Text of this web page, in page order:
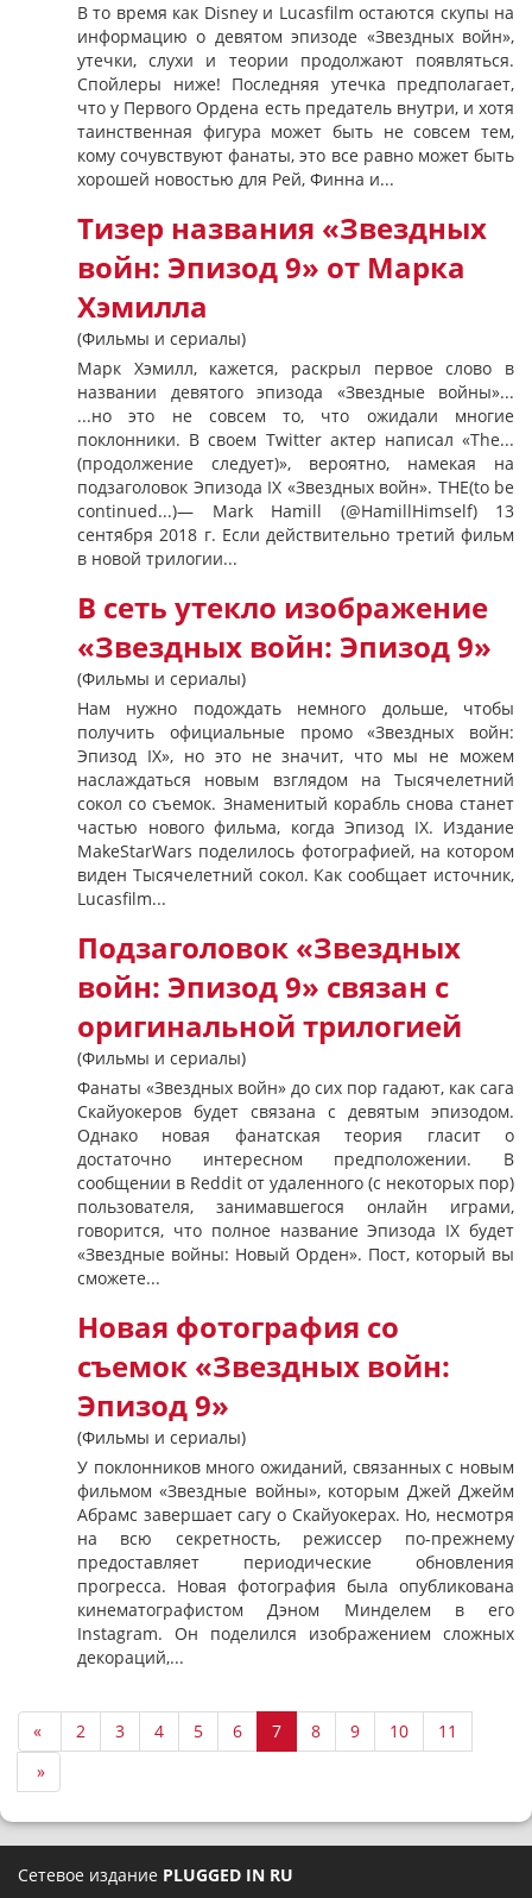
В то время как Disney и Lucasfilm остаются скупы на
информацию о девятом эпизоде «Звездных войн»,
утечки, слухи и теории продолжают появляться.
Спойлеры ниже! Последняя утечка предполагает,
что у Первого Ордена есть предатель внутри, и хотя
таинственная фигура может быть не совсем тем,
кому сочувствуют фанаты, это все равно может быть
хорошей новостью для Рей, Финна и...
Тизер названия «Звездных
войн: Эпизод 9» от Марка
Хэмилла
(Фильмы и сериалы)
Марк Хэмилл, кажется, раскрыл первое слово в
названии девятого эпизода «Звездные войны»...
...но это не совсем то, что ожидали многие
поклонники. В своем Twitter актер написал «The...
(продолжение следует)», вероятно, намекая на
подзаголовок Эпизода IX «Звездных войн». THE(to be
continued...)— Mark Hamill (@HamillHimself) 13
сентября 2018 г. Если действительно третий фильм
в новой трилогии...
В сеть утекло изображение
«Звездных войн: Эпизод 9»
(Фильмы и сериалы)
Нам нужно подождать немного дольше, чтобы
получить официальные промо «Звездных войн:
Эпизод IX», но это не значит, что мы не можем
наслаждаться новым взглядом на Тысячелетний
сокол со съемок. Знаменитый корабль снова станет
частью нового фильма, когда Эпизод IX. Издание
MakeStarWars поделилось фотографией, на котором
виден Тысячелетний сокол. Как сообщает источник,
Lucasfilm...
Подзаголовок «Звездных
войн: Эпизод 9» связан с
оригинальной трилогией
(Фильмы и сериалы)
Фанаты «Звездных войн» до сих пор гадают, как сага
Скайуокеров будет связана с девятым эпизодом.
Однако новая фанатская теория гласит о
достаточно интересном предположении. В
сообщении в Reddit от удаленного (с некоторых пор)
пользователя, занимавшегося онлайн играми,
говорится, что полное название Эпизода IX будет
«Звездные войны: Новый Орден». Пост, который вы
сможете...
Новая фотография со
съемок «Звездных войн:
Эпизод 9»
(Фильмы и сериалы)
У поклонников много ожиданий, связанных с новым
фильмом «Звездные войны», которым Джей Джейм
Абрамс завершает сагу о Скайуокерах. Но, несмотря
на всю секретность, режиссер по-прежнему
предоставляет периодические обновления
прогресса. Новая фотография была опубликована
кинематографистом Дэном Минделем в его
Instagram. Он поделился изображением сложных
декораций,...
« 2 3 4 5 6 7 8 9 10
11
»
Сетевое издание PLUGGED IN RU